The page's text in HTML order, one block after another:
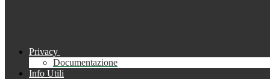
Privacy
Documentazione
Info Utili